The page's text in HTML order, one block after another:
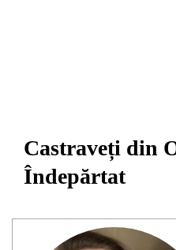
Castraveți din
Îndepărtat